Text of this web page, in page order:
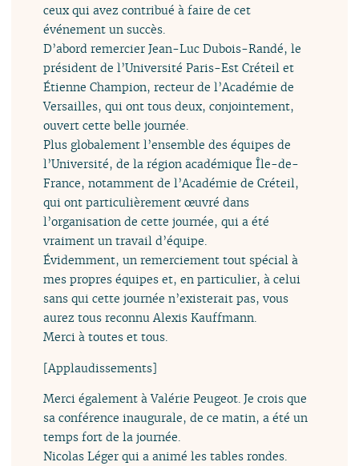
ceux qui avez contribué à faire de cet
événement un succès.
D’abord remercier Jean-Luc Dubois-Randé, le
président de l’Université Paris-Est Créteil et
Étienne Champion, recteur de l’Académie de
Versailles, qui ont tous deux, conjointement,
ouvert cette belle journée.
Plus globalement l’ensemble des équipes de
l’Université, de la région académique Île-de-
France, notamment de l’Académie de Créteil,
qui ont particulièrement œuvré dans
l’organisation de cette journée, qui a été
vraiment un travail d’équipe.
Évidemment, un remerciement tout spécial à
mes propres équipes et, en particulier, à celui
sans qui cette journée n’existerait pas, vous
aurez tous reconnu Alexis Kauffmann.
Merci à toutes et tous.
[Applaudissements]
Merci également à Valérie Peugeot. Je crois que
sa conférence inaugurale, de ce matin, a été un
temps fort de la journée.
Nicolas Léger qui a animé les tables rondes.